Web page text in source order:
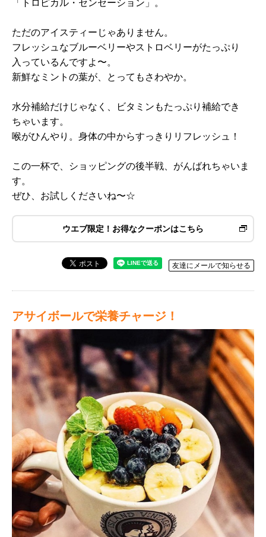
「トロピカル・センセーション」。
ただのアイスティーじゃありません。
フレッシュなブルーベリーやストロベリーがたっぷり
入っているんですよ〜。
新鮮なミントの葉が、とってもさわやか。
水分補給だけじゃなく、ビタミンもたっぷり補給でき
ちゃいます。
喉がひんやり。身体の中からすっきりリフレッシュ！
この一杯で、ショッピングの後半戦、がんばれちゃいま
す。
ぜひ、お試しくださいね〜☆
ウエブ限定！お得なクーポンはこちら
友達にメールで知らせる
アサイボールで栄養チャージ！